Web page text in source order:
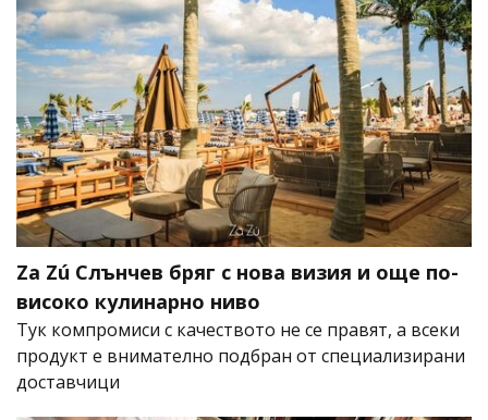
Za Zú Слънчев бряг с нова визия и още по-
високо кулинарно ниво
Тук компромиси с качеството не се правят, а всеки
продукт е внимателно подбран от специализирани
доставчици